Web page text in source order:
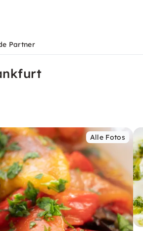
Partner
Alle Fotos